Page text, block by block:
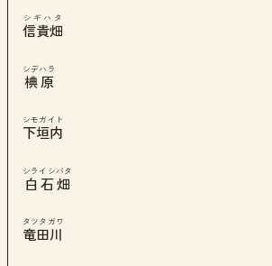
信貴畑
シギハタ
椣原
シデハラ
下垣内
シモガイト
白石畑
シライシバタ
竜田川
タツタガワ